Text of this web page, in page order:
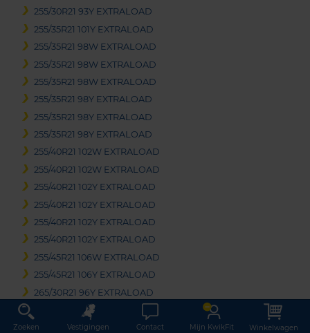
255/30R21 93Y EXTRALOAD
255/35R21 101Y EXTRALOAD
255/35R21 98W EXTRALOAD
255/35R21 98W EXTRALOAD
255/35R21 98W EXTRALOAD
255/35R21 98Y EXTRALOAD
255/35R21 98Y EXTRALOAD
255/35R21 98Y EXTRALOAD
255/40R21 102W EXTRALOAD
255/40R21 102W EXTRALOAD
255/40R21 102Y EXTRALOAD
255/40R21 102Y EXTRALOAD
255/40R21 102Y EXTRALOAD
255/40R21 102Y EXTRALOAD
255/45R21 106W EXTRALOAD
255/45R21 106Y EXTRALOAD
265/30R21 96Y EXTRALOAD
265/35R21 101Y EXTRALOAD
265/35R21 101Y EXTRALOAD
Zoeken Vestigingen Contact Mijn KwikFit Winkelwagen